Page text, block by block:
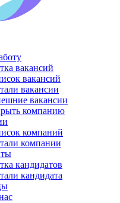
вакансий
вакансий
вакансии
вакансии
компанию
компаний
компании
кандидатов
кандидата